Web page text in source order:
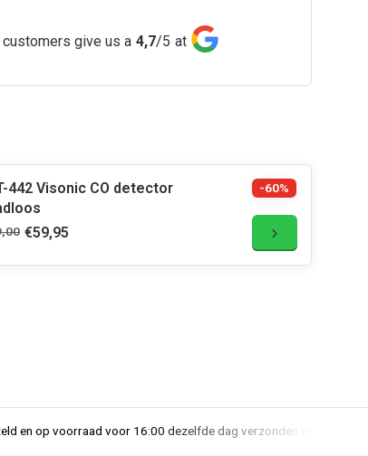
customers give us a 4,7/5 at
442 Visonic CO detector
€59,95
-60%
en op voorraad voor 16:00 dezelfde dag verzonden via PostNL